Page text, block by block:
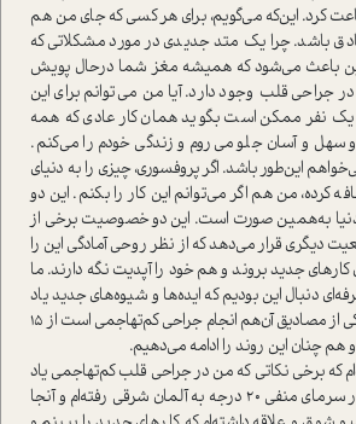
کرد. این‌که می‌گویم، برای هر کسی که جای من هم
باشد. چرا یک متد جدیدی در مورد مشکلاتی که
این باعث می‌شود که همیشه مغز شما در‌حال پویش
جراحی قلب وجود دارد. آیا من می‌توانم برای این
یک نفر ممکن ا‌ست بگوید همان کار عادی که همه
سهل و آسان جلو می‌روم و زندگی خودم را می‌کنم.
این‌طور باشد. اگر پروفسوری، چیزی را به دنیای
کرده، من هم اگر می‌توانم این کار را بکنم. این دو
به‌همین صورت ا‌ست. این دو خصوصیت برخی از
د‌یگری قرار می‌دهد که از نظر روحی آمادگی این را
جدید بروند و هم خود را آپدیت نگه دارند. ما
دنبال این بودیم که ایده‌ها و شیوه‌های جدید یاد
بگیریم و به‌کار ببندیم. یکی از مصادیق آن‌هم انجام جراحی کم‌تهاجمی ا‌ست از 15
چنان این روند را ادامه می‌دهیم.
که برخی نکاتی که من در جراحی قلب کم‌تهاجمی یاد
گرفته‌ام را در زمستان و در سرمای منفی ۲۰ درجه به آلمان شرقی رفته‌ام و آنجا